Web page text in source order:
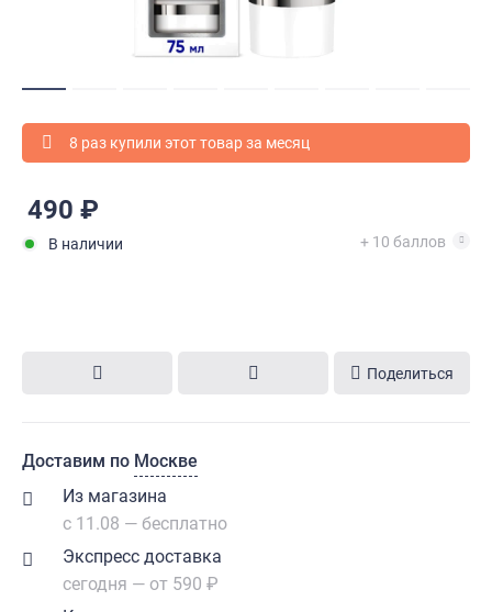
8 раз купили этот товар за месяц
490 ₽
В наличии + 10 баллов
Поделиться
Доставим по Москве
Из магазина
с 11.08 — бесплатно
Экспресс доставка
сегодня — от 590 ₽